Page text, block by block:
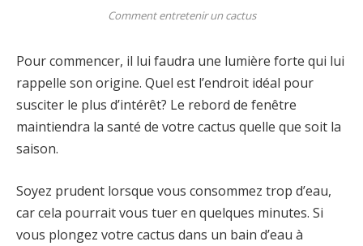
Comment entretenir un cactus
Pour commencer, il lui faudra une lumière forte qui lui
rappelle son origine. Quel est l’endroit idéal pour
susciter le plus d’intérêt? Le rebord de fenêtre
maintiendra la santé de votre cactus quelle que soit la
saison.
Soyez prudent lorsque vous consommez trop d’eau,
car cela pourrait vous tuer en quelques minutes. Si
vous plongez votre cactus dans un bain d’eau à